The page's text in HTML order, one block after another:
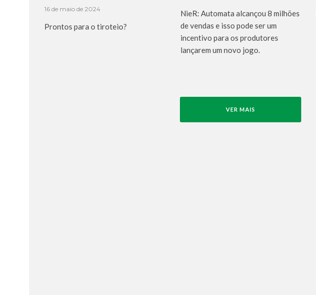
16 de maio de 2024
Prontos para o tiroteio?
NieR: Automata alcançou 8 milhões
de vendas e isso pode ser um
incentivo para os produtores
lançarem um novo jogo.
VER MAIS